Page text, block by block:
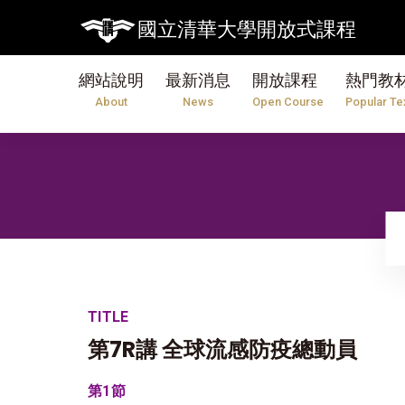
國立清華大學開放式課程
網站說明
About
最新消息
News
開放課程
Open Course
熱門教
Popular
TITLE
第7R講 全球流感防疫總動員
第1節